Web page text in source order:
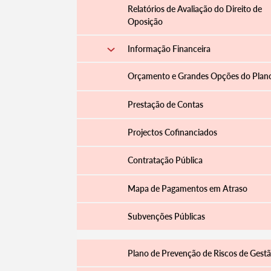
Termo de Pesquisa
Categorias gerais
Relatórios de Avaliação do Direito de
Oposição
Informação Financeira
Orçamento e Grandes Opções do
Prestação de Contas
Projectos Cofinanciados
Contratação Pública
Mapa de Pagamentos em Atraso
Subvenções Públicas
Plano de Prevenção de Riscos de